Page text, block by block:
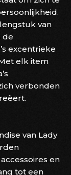
van
de
excentrieke
elk item
verbonden
van Lady
en
tot een